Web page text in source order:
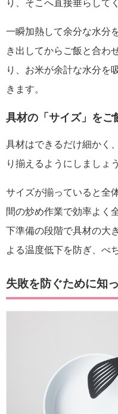
り、そこへ直接垂らして
一瞬加熱して余分な水分
き出してからご飯と合わ
り、お米が余計な水分を
きます。
具材の「サイズ」をご
具材はできるだけ細かく
り揃えるようにしましょう
サイズが揃っていると全
間の炒め作業で効率よく
下準備の段階で具材の大
よる温度低下を防ぎ、べ
失敗を防ぐために知